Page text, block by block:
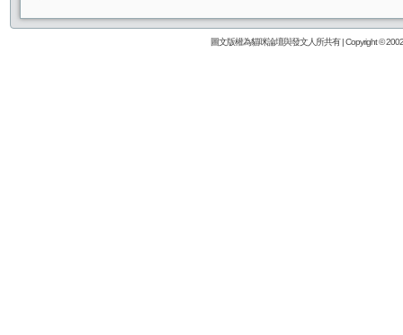
圖文版權為貓咪論壇與發文人所共有 | Copyright ©